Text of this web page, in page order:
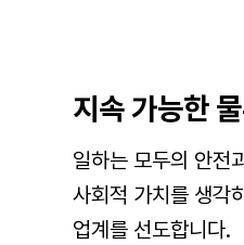
지속 가능한
일하는 모두의 안전
사회적 가치를 생각
업계를 선도합니다.